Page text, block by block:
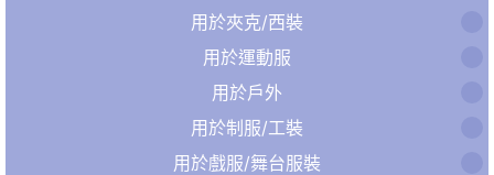
用於夾克/西裝
用於運動服
用於戶外
用於制服/工裝
用於戲服/舞台服裝